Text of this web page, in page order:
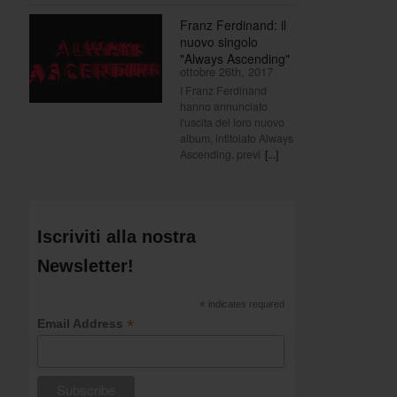
Franz Ferdinand: il
nuovo singolo
"Always Ascending"
ottobre 26th, 2017
I Franz Ferdinand
hanno annunciato
l'uscita del loro nuovo
album, intitolato Always
Ascending, previ [...]
Iscriviti alla nostra
Newsletter!
* indicates required
Email Address *